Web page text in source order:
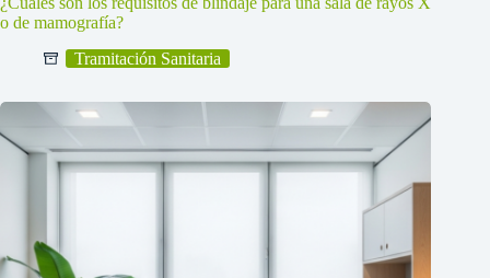
o de mamografía?
Tramitación Sanitaria